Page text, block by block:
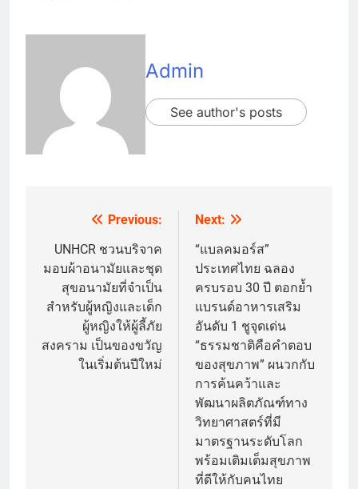
Admin
See author's posts
navigation
Previous:
UNHCR ชวนบริจาค
มอบผ้าอนามัยและชุด
สุขอนามัยที่จำเป็น
สำหรับผู้หญิงและเด็ก
ผู้หญิงให้ผู้ลี้ภัย
สงคราม เป็นของขวัญ
ในเริ่มต้นปีใหม่
Next:
“แบลคมอร์ส”
ประเทศไทย ฉลอง
ครบรอบ 30 ปี ตอกย้ำ
แบรนด์อาหารเสริม
อันดับ 1 ชูจุดเด่น
“ธรรมชาติคือคำตอบ
ของสุขภาพ” ผนวกกับ
การค้นคว้าและ
พัฒนาผลิตภัณฑ์ทาง
วิทยาศาสตร์ที่มี
มาตรฐานระดับโลก
พร้อมเติมเต็มสุขภาพ
ที่ดีให้กับคนไทย